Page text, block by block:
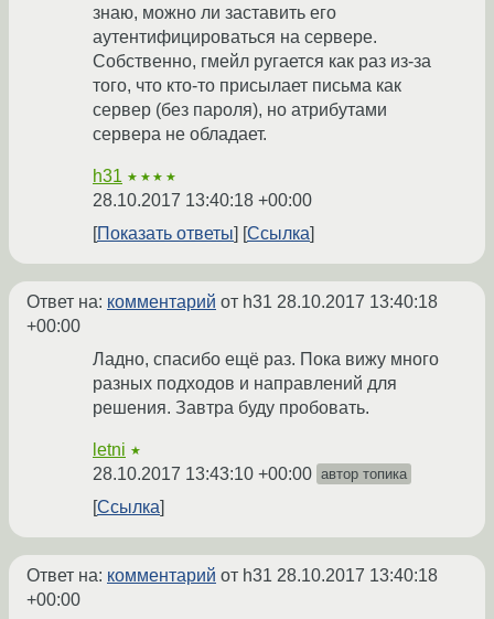
знаю, можно ли заставить его
аутентифицироваться на сервере.
Собственно, гмейл ругается как раз из-за
того, что кто-то присылает письма как
сервер (без пароля), но атрибутами
сервера не обладает.
h31 ★★★★
28.10.2017 13:40:18 +00:00
Показать ответы
Ссылка
Ответ на: комментарий от h31 28.10.2017 13:40:18
+00:00
Ладно, спасибо ещё раз. Пока вижу много
разных подходов и направлений для
решения. Завтра буду пробовать.
letni ★
28.10.2017 13:43:10 +00:00 автор топика
Ссылка
Ответ на: комментарий от h31 28.10.2017 13:40:18
+00:00